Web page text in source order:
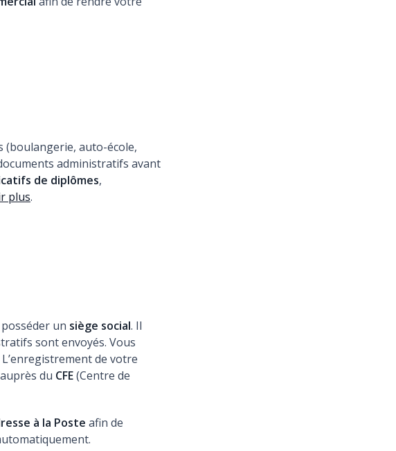
(boulangerie, auto-école,
administratifs avant
de diplômes,
plus.
un siège social. Il
sont envoyés. Vous
de votre
du CFE(Centre de
à la Poste afin de